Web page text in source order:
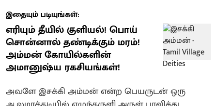
இதையும் படியுங்கள்:
எரியும் தீயில் குளியல்! பொய்
சொன்னால் தண்டிக்கும் மரம்!
அம்மன் கோயில்களின்
அமானுஷ்ய ரகசியங்கள்!
அவளே இசக்கி அம்மன் என்ற பெயருடன் ஒரு